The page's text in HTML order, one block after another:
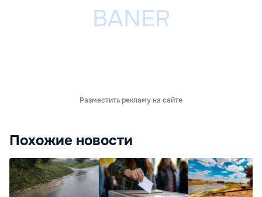
Разместить рекламу на сайте
Похожие новости